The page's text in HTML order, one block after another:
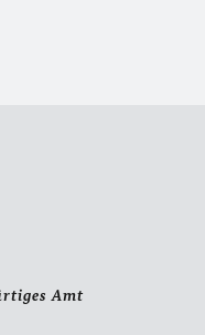
Amt